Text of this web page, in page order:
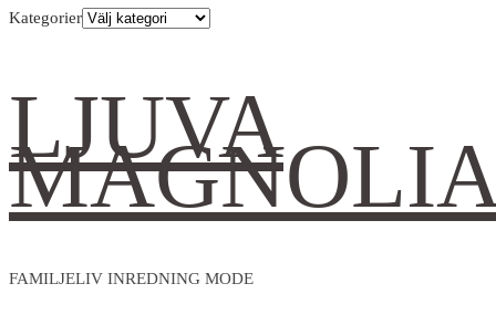
Kategorier
LJUVA
FAMILJELIV INREDNING MODE